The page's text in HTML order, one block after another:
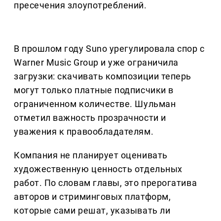
пресечения злоупотреблений.
В прошлом году Suno урегулировала спор с
Warner Music Group и уже ограничила
загрузки: скачивать композиции теперь
могут только платные подписчики в
ограниченном количестве. Шульман
отметил важность прозрачности и
уважения к правообладателям.
Компания не планирует оценивать
художественную ценность отдельных
работ. По словам главы, это прерогатива
авторов и стриминговых платформ,
которые сами решат, указывать ли